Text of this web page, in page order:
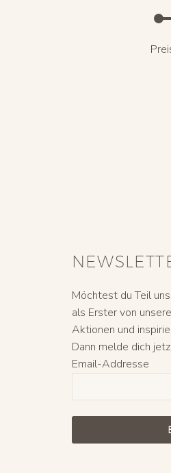
Min.
Max.
Möchtest du Teil
als Erster von
Aktionen und
Dann melde dich
Email-Addresse